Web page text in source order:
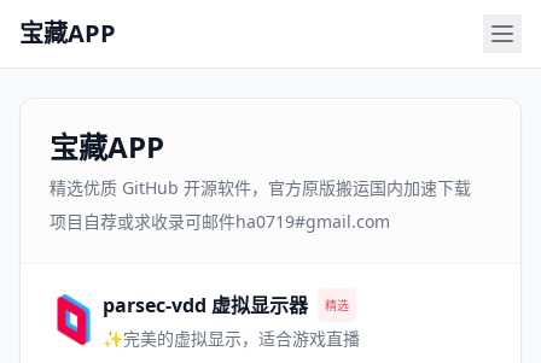
宝藏APP
宝藏APP
精选优质 GitHub 开源软件，官方原版搬运国内加速下载
项目自荐或求收录可邮件ha0719#gmail.com
parsec-vdd 虚拟显示器 精选
✨完美的虚拟显示，适合游戏直播